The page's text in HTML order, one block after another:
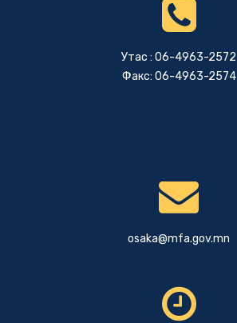
Утас : 06-4963-2572
Факс: 06-4963-2574
osaka@mfa.gov.mn